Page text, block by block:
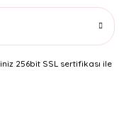
256bit SSL sertifikası ile